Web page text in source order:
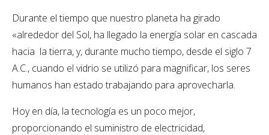
Durante el tiempo que nuestro planeta ha girado
«alrededor del Sol, ha llegado la energía solar en cascada
hacia la tierra, y, durante mucho tiempo, desde el siglo 7
A.C., cuando el vidrio se utilizó para magnificar, los seres
humanos han estado trabajando para aprovecharla.
Hoy en día, la tecnología es un poco mejor,
proporcionando el suministro de electricidad,